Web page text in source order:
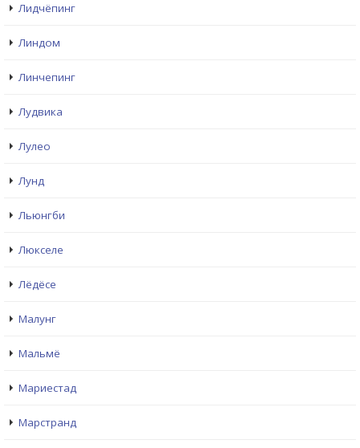
Лидчёпинг
Линдом
Линчепинг
Лудвика
Лулео
Лунд
Льюнгби
Люкселе
Лёдёсе
Малунг
Мальмё
Мариестад
Марстранд